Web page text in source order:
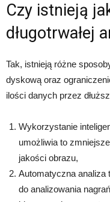
Czy istnieją
długotrwałej
Tak, istnieją różne
dyskową oraz
ilości danych przez
Wykorzystanie
umożliwia to
jakości obrazu,
Automatyczna analiza
do analizowania